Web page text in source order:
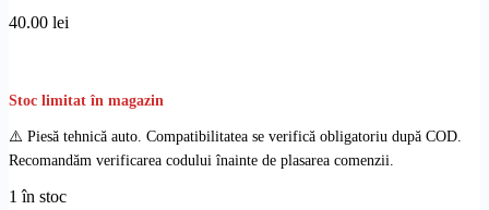
40.00 lei
Stoc limitat în magazin
⚠️ Piesă tehnică auto. Compatibilitatea se verifică obligatoriu după COD.
Recomandăm verificarea codului înainte de plasarea comenzii.
1 în stoc